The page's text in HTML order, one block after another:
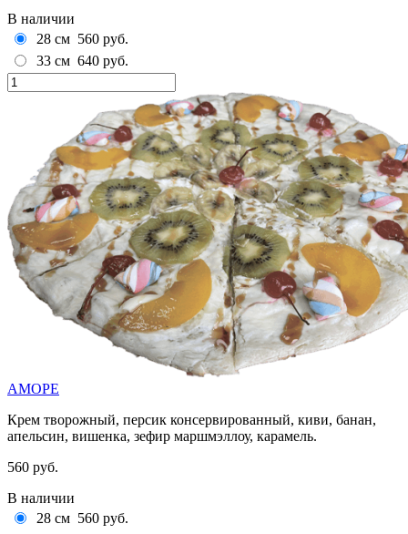
В наличии
28 см 560 руб.
33 см 640 руб.
АМОРЕ
Крем творожный, персик консервированный, киви, банан,
апельсин, вишенка, зефир маршмэллоу, карамель.
560 руб.
В наличии
28 см 560 руб.